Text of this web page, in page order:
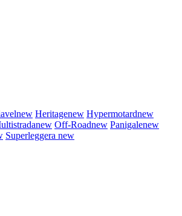
new Heritagenew Hypermotardnew
new Off-Roadnew Panigalenew
Superleggera new